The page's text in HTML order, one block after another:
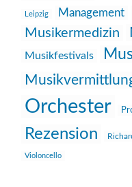
Leipzig Management
Musikermedizin
Musikfestivals
Orchester
Rezension
Violoncello